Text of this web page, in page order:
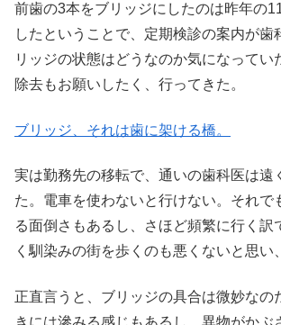
前歯の3本をブリッジにしたのは昨年の
したということで、定期検診の案内が歯
リッジの状態はどうなのか気になってい
除去もお願いしたく、行ってきた。
ブリッジ、それは歯に架ける橋。
実は勤務先の移転で、通いの歯科医は遠
た。電車を使わないと行けない。それで
る面倒さもあるし、さほど頻繁に行く訳
く馴染みの街を歩くのも悪くないと思い
正直言うと、ブリッジの具合は微妙なの
きには滲みる感じもあるし、異物がかぶ